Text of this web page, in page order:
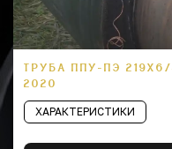
ТРУБА ППУ-ПЭ
2020
ХАРАКТЕРИСТИКИ